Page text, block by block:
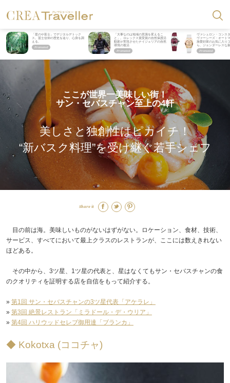
「星のや富士」でデジタルデトック
ス。冨士信仰の歴史を辿り、心身を調
える。
「大事なのは地域の意識を変えるこ
と」。ロレックス賞受賞の自然保護活
動家が実現させたナイジェリアの自然
環境の復活
ヴァシュロン・コンス
ヴァーシーズ・オート
旅愛好家のお気に入り
ら、ジェンダーレスな
ここが世界一美味しい街！
サン・セバスチャン至上の4軒
美しさと独創性はピカイチ！
“新バスク料理”を受け継ぐ若手シェフ
Share it
目の前は海。美味しいものがないはずがない。ロケーション、食材、技術、
サービス、すべてにおいて最上クラスのレストランが、ここには数えきれない
ほどある。
その中から、3ツ星、1ツ星の代表と、星はなくてもサン・セバスチャンの食
のクオリティを証明する店を自信をもって紹介する。
» 第1回 サン・セバスチャンの3ツ星代表「アケラレ」
» 第3回 絶景レストラン「ミラドール・デ・ウリア」
» 第4回 ハリウッドセレブ御用達「ブランカ」
◆ Kokotxa (ココチャ)